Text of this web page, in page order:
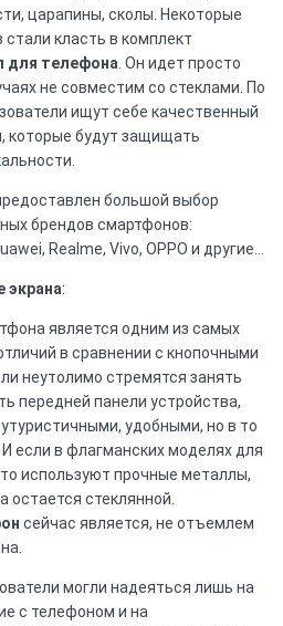
царапины, сколы. Некоторые
класть в комплект
для телефона . Он идет просто
не совместим со стеклами. По
ищут себе качественный
которые будут защищать
большой выбор
брендов смартфонов:
Realme, Vivo, OPPO и другие…
экрана:
является одним из самых
в сравнении с кнопочными
неутолимо стремятся занять
передней панели устройства,
удобными, но в то
если в флагманских моделях для
используют прочные металлы,
остается стеклянной.
сейчас является, не отъемлем
могли надеяться лишь на
с телефоном и на